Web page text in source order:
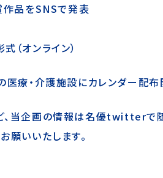
作品をSNSで発表
（オンライン）
療・介護施設にカレンダー配布
当企画の情報は名優twitterで随
願いいたします。